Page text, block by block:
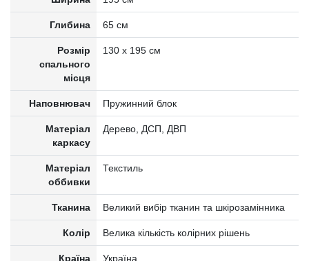
Глибина 65 см
Розмір
спального
місця
130 х 195 см
Наповнювач Пружинний блок
Матеріал
каркасу
Дерево, ДСП, ДВП
Матеріал
оббивки
Текстиль
Тканина Великий вибір тканин та шкірозамінника
Колір Велика кількість колірних рішень
Країна
Україна